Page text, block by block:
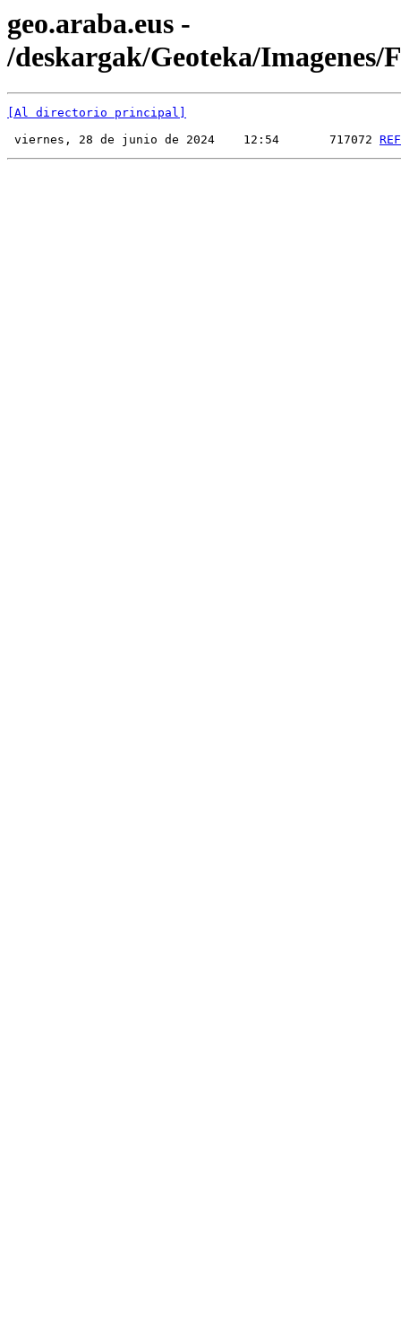
geo.araba.eus -
/deskargak/Geoteka/Imagenes/
[Al directorio principal]
viernes, 28 de junio de 2024    12:54       717072